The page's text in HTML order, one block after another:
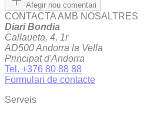
Afegir nou comentari
CONTACTA AMB NOSALTRES
Diari Bondia
Callaueta, 4, 1r
AD500 Andorra la Vella
Principat d'Andorra
Tel. +376 80 88 88
Formulari de contacte
Serveis